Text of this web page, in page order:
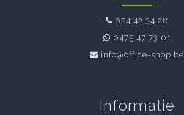
054 42 34 28
0475 47 73 01
info@office-shop.be
Informatie